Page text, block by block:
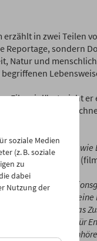
in zwei Teilen
Reportage, sondern
Natur und
Film einlässt, zieht
zu jenen Werken
Erhebendste wie
abgerungen hat."
Pilz mit viel
sie sind. Durch
und das
Ein Plädoyer für
Hinsehen und
soziale Medien
(z. B. soziale
zu
dabei
Nutzung der